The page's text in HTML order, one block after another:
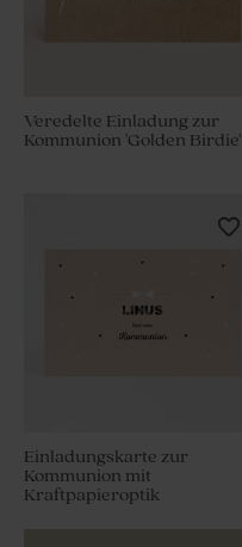
Veredelte Einladung zur
Kommunion 'Golden Birdie'
Einladungskarte zur
Kommunion mit
Kraftpapieroptik